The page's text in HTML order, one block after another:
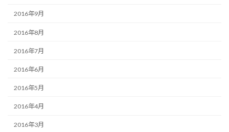
2016年9月
2016年8月
2016年7月
2016年6月
2016年5月
2016年4月
2016年3月